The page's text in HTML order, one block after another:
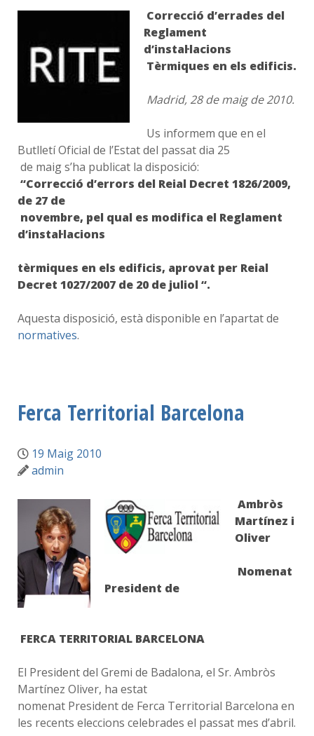
Correcció d’errades del
Reglament
d’instal·lacions
Tèrmiques en els edificis.
Madrid, 28 de maig de 2010.
Us informem que en el
Butlletí Oficial de l’Estat del passat dia 25
de maig s’ha publicat la disposició:
“Correcció d’errors del Reial Decret 1826/2009,
de 27 de
novembre, pel qual es modifica el Reglament
d’instal·lacions
tèrmiques en els edificis, aprovat per Reial
Decret 1027/2007 de 20 de juliol “.
Aquesta disposició, està disponible en l’apartat de
normatives.
Ferca Territorial Barcelona
19 Maig 2010
admin
Ambròs
Martínez i
Oliver
Nomenat
President de
FERCA TERRITORIAL BARCELONA
El President del Gremi de Badalona, el Sr. Ambròs
Martínez Oliver, ha estat
nomenat President de Ferca Territorial Barcelona en
les recents eleccions celebrades el passat mes d’abril.